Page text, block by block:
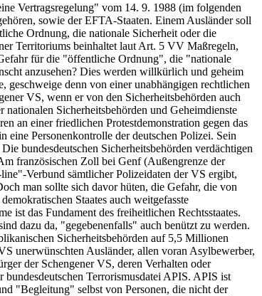
Vertragsregelung" vom 14. 9. 1988 (im folgenden
sowie der EFTA-Staaten. Einem Ausländer soll
Ordnung, die nationale Sicherheit oder die
Territoriums beinhaltet laut Art. 5 VV Maßregeln,
für die "öffentliche Ordnung", die "nationale
anzusehen? Dies werden willkürlich und geheim
denn von einer unabhängigen rechtlichen
VS, wenn er von den Sicherheitsbehörden auch
Sicherheitsbehörden und Geheimdienste
an einer friedlichen Protestdemonstration gegen das
eine Personenkontrolle der deutschen Polizei. Sein
bundesdeutschen Sicherheitsbehörden verdächtigen
französischen Zoll bei Genf (Außengrenze der
Verbund sämtlicher Polizeidaten der VS ergibt,
man sollte sich davor hüten, die Gefahr, die von
Staates auch weitgefasste
ist das Fundament des freiheitlichen Rechtsstaates.
dazu da, "gegebenenfalls" auch benützt zu werden.
Sicherheitsbehörden auf 5,5 Millionen
unerwünschten Ausländer, allen voran Asylbewerber,
der Schengener VS, deren Verhalten oder
Terrorismusdatei APIS. APIS ist
"Begleitung" selbst von Personen, die nicht der